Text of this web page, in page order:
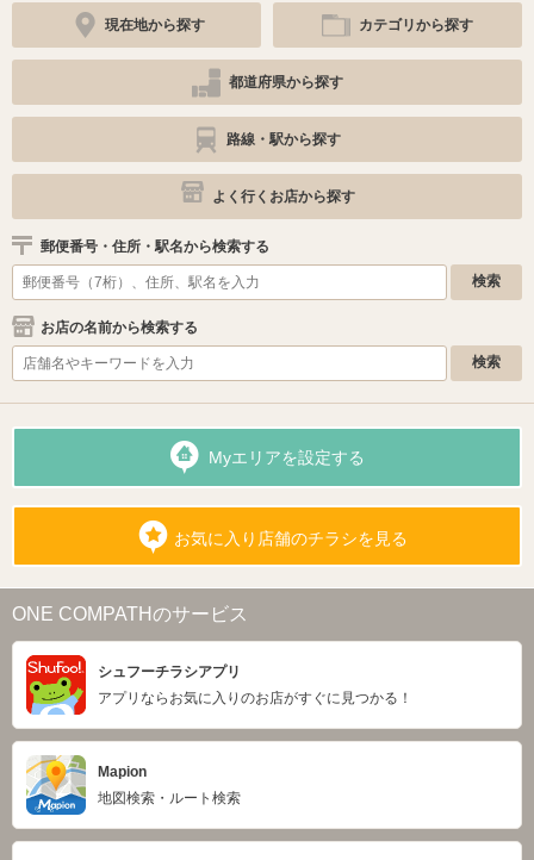
現在地から探す カテゴリから探す
都道府県から探す
路線・駅から探す
よく行くお店から探す
郵便番号・住所・駅名から検索する
お店の名前から検索する
Myエリアを設定する
お気に入り店舗のチラシを見る
ONE COMPATHのサービス
シュフーチラシアプリ
アプリならお気に入りのお店がすぐに見つかる！
Mapion
地図検索・ルート検索